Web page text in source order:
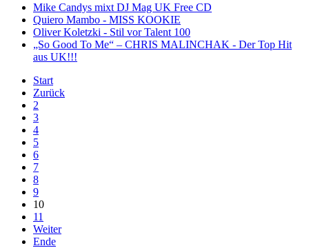
Mike Candys mixt DJ Mag UK Free CD
Quiero Mambo - MISS KOOKIE
Oliver Koletzki - Stil vor Talent 100
„So Good To Me“ – CHRIS MALINCHAK - Der Top Hit
aus UK!!!
Start
Zurück
2
3
4
5
6
7
8
9
10
11
Weiter
Ende